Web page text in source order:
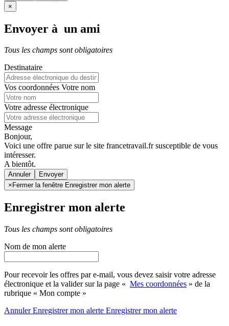
×
Envoyer à un ami
Tous les champs sont obligatoires
Destinataire
Vos coordonnées Votre nom
Votre adresse électronique
Message
Bonjour,
Voici une offre parue sur le site francetravail.fr susceptible de vous
intéresser.
A bientôt.
Annuler
× Fermer la fenêtre Enregistrer mon alerte
Enregistrer mon alerte
Tous les champs sont obligatoires
Nom de mon alerte
Pour recevoir les offres par e-mail, vous devez saisir votre adresse
électronique et la valider sur la page « Mes coordonnées » de la
rubrique « Mon compte »
AnnulerEnregistrer mon alerte Enregistrermon alerte